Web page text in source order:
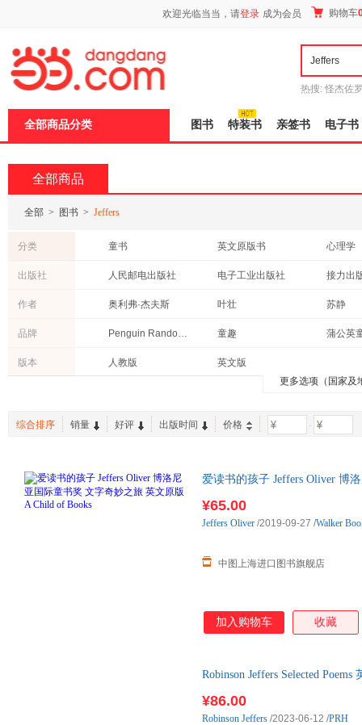
欢迎光临当当，请登录 成为会员 购物车
热搜: 怪杰佐
全部商品分类 图书 特装书 亲签书 电子书
全部商品
全部 > 图书 > Jeffers
分类 童书 英文原版书
心理学
文化
成功/励志
计算机/
出版社 人民邮电出版社 电子工业出版社 接力出
作者 奥利弗·杰夫斯 叶壮 苏静
品牌 Penguin Random House 童趣 蒲公英
版本 人教版
英文版
更多选项（国家及
综合排序 销量 好评 出版时间 价格 -
爱读书的孩子 Jeffers Oliver 博
¥65.00
中图上海进口图书旗舰店
Jeffers Oliver /2019-09-27 /Walker
加入购物车 收藏
Robinson Jeffers Selected
¥86.00
Robinson Jeffers /2023-06-12 /PRH
页
加